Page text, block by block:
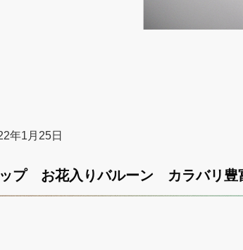
年1月25日
プ お花入りバルーン カラバリ